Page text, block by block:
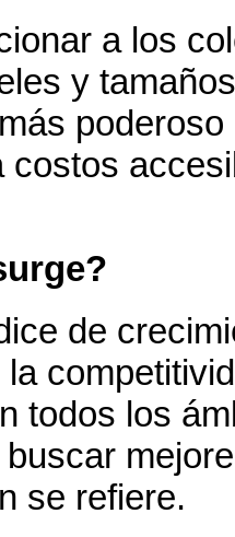
a los
y
costos
de
todos los
se refiere.